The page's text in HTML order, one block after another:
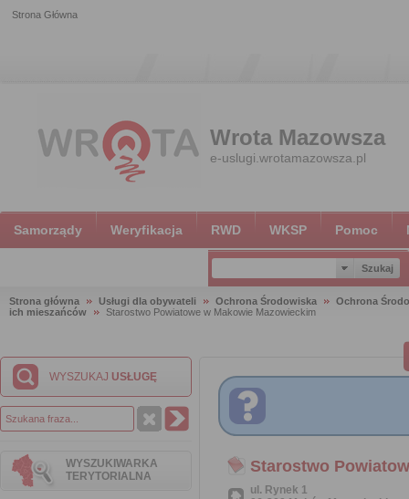
Strona Główna
Wrota Mazowsza
e-uslugi.wrotamazowsza.pl
Samorządy Weryfikacja RWD WKSP Pomoc
Strona główna Usługi dla obywateli Ochrona Środowiska
Ochrona
ich mieszańców
Starostwo Powiatowe w Makowie Mazowieckim
WYSZUKAJ USŁUGĘ
WYSZUKIWARKA
TERYTORIALNA
Starostwo
ul. Rynek 1